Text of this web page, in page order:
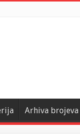
Arhiva brojeva